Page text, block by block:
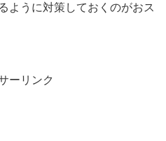
ように対策しておくのがおス
ーリンク